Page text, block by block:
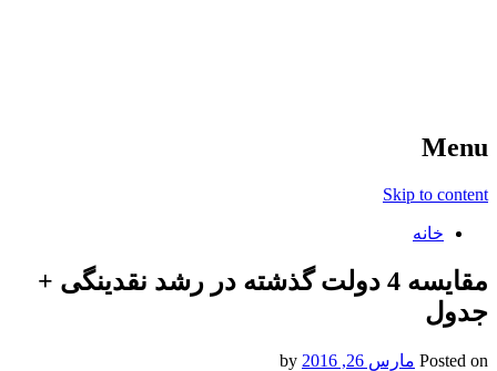
Menu
Skip to content
خانه
مقایسه 4 دولت گذشته در رشد نقدینگی +
جدول
Posted on مارس 26, 2016